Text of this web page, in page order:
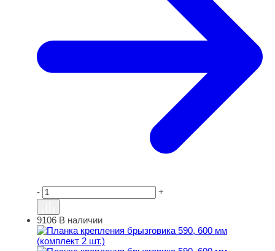
- +
Планка крепления брызговика 590, 600 мм (комплект 2
9106 В наличии